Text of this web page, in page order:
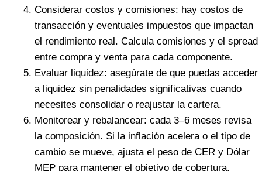
Considerar costos y comisiones: hay costos de
transacción y eventuales impuestos que impactan
el rendimiento real. Calcula comisiones y el spread
entre compra y venta para cada componente.
Evaluar liquidez: asegúrate de que puedas acceder
a liquidez sin penalidades significativas cuando
necesites consolidar o reajustar la cartera.
Monitorear y rebalancear: cada 3–6 meses revisa
la composición. Si la inflación acelera o el tipo de
cambio se mueve, ajusta el peso de CER y Dólar
MEP para mantener el objetivo de cobertura.